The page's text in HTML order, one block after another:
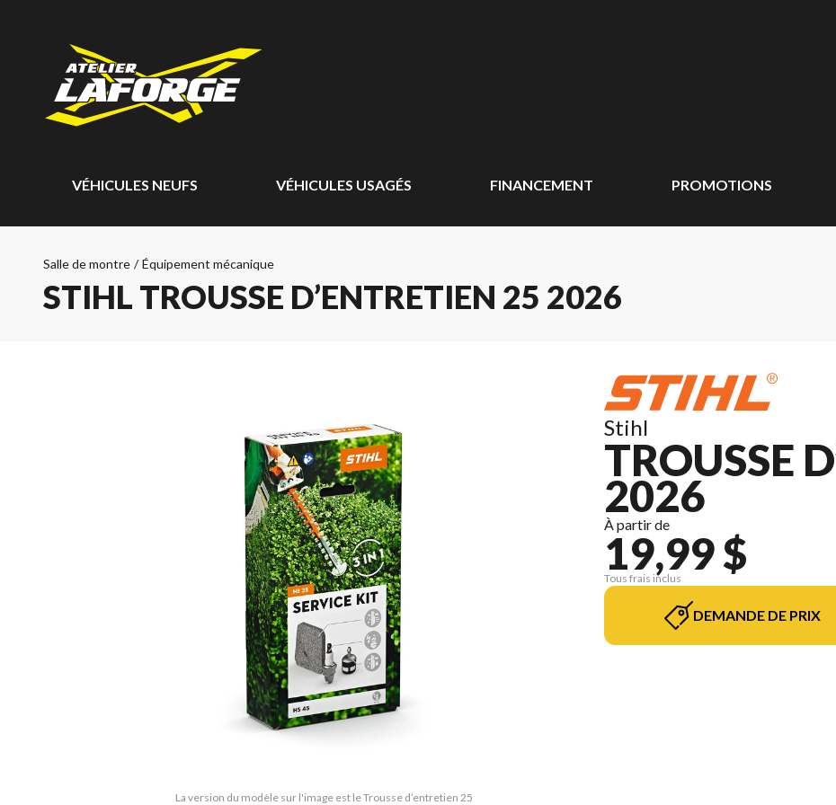
VÉHICULES NEUFS VÉHICULES USAGÉS FINANCEMENT PROMOTIONS
Salle de montre / Équipement mécanique
STIHL TROUSSE D’ENTRETIEN 25 2026
La version du modèle sur l'image est le Trousse d’entretien 25
Stihl
TROUSSE
2026
À partir de
19,99 $
Tous frais inclus
DEMANDE DE PRIX